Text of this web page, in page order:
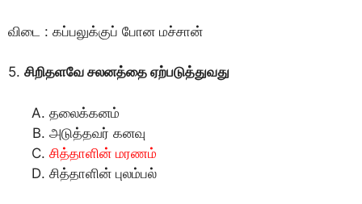
விடை : கப்பலுக்குப் போன மச்சான்
5. சிறிதளவே சலனத்தை ஏற்படுத்துவது
தலைக்கனம்
அடுத்தவர் கனவு
சித்தாளின் மரணம்
சித்தாளின் புலம்பல்